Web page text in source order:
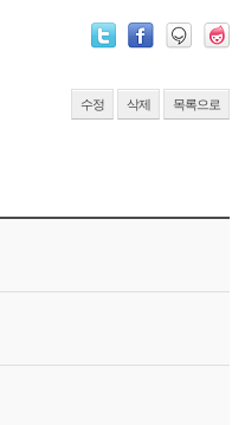
수정 삭제 목록으로